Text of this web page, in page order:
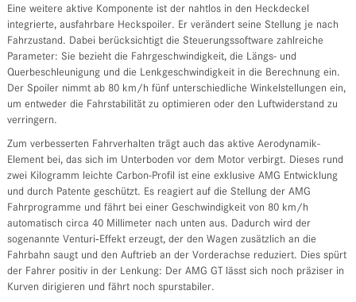
Eine weitere aktive Komponente ist der nahtlos in den Heckdeckel
integrierte, ausfahrbare Heckspoiler. Er verändert seine Stellung je nach
Fahrzustand. Dabei berücksichtigt die Steuerungssoftware zahlreiche
Parameter: Sie bezieht die Fahrgeschwindigkeit, die Längs- und
Querbeschleunigung und die Lenkgeschwindigkeit in die Berechnung ein.
Der Spoiler nimmt ab 80 km/h fünf unterschiedliche Winkelstellungen ein,
um entweder die Fahrstabilität zu optimieren oder den Luftwiderstand zu
verringern.
Zum verbesserten Fahrverhalten trägt auch das aktive Aerodynamik-
Element bei, das sich im Unterboden vor dem Motor verbirgt. Dieses rund
zwei Kilogramm leichte Carbon-Profil ist eine exklusive AMG Entwicklung
und durch Patente geschützt. Es reagiert auf die Stellung der AMG
Fahrprogramme und fährt bei einer Geschwindigkeit von 80 km/h
automatisch circa 40 Millimeter nach unten aus. Dadurch wird der
sogenannte Venturi‑Effekt erzeugt, der den Wagen zusätzlich an die
Fahrbahn saugt und den Auftrieb an der Vorderachse reduziert. Dies spürt
der Fahrer positiv in der Lenkung: Der AMG GT lässt sich noch präziser in
Kurven dirigieren und fährt noch spurstabiler.